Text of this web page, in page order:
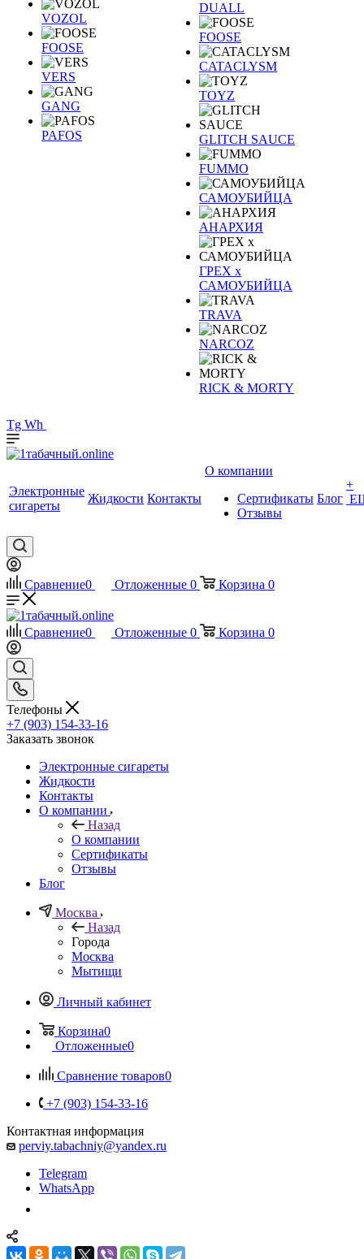
VOZOL
FOOSE
VERS
GANG
PAFOS
DUALL
FOOSE
CATACLYSM
TOYZ
GLITCH SAUCE
FUMMO
САМОУБИЙЦА
АНАРХИЯ
ГРЕХ х
САМОУБИЙЦА
TRAVA
NARCOZ
RICK & MORTY
Tg Wh
Электронные
сигареты
Жидкости Контакты
О компании
Сертификаты
Отзывы
Блог
+
Сравнение0 Отложенные 0 Корзина 0
Сравнение0 Отложенные 0 Корзина 0
Телефоны
+7 (903) 154-33-16
Заказать звонок
Электронные сигареты
Жидкости
Контакты
О компании
Назад
О компании
Сертификаты
Отзывы
Блог
Москва
Назад
Города
Москва
Мытищи
Личный кабинет
Корзина0
Отложенные0
Сравнение товаров0
+7 (903) 154-33-16
Контактная информация
perviy.tabachniy@yandex.ru
Telegram
WhatsApp